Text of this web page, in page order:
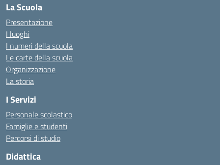
La Scuola
Presentazione
I luoghi
I numeri della scuola
Le carte della scuola
Organizzazione
La storia
I Servizi
Personale scolastico
Famiglie e studenti
Percorsi di studio
Didattica